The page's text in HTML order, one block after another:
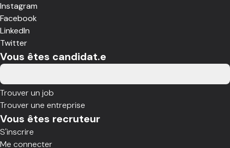
Instagram
Facebook
LinkedIn
Twitter
Vous êtes candidat.e
Trouver un job
Trouver une entreprise
Vous êtes recruteur
S'inscrire
Me connecter